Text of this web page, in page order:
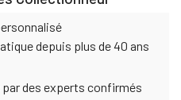
depuis plus de 40 ans
des experts confirmés